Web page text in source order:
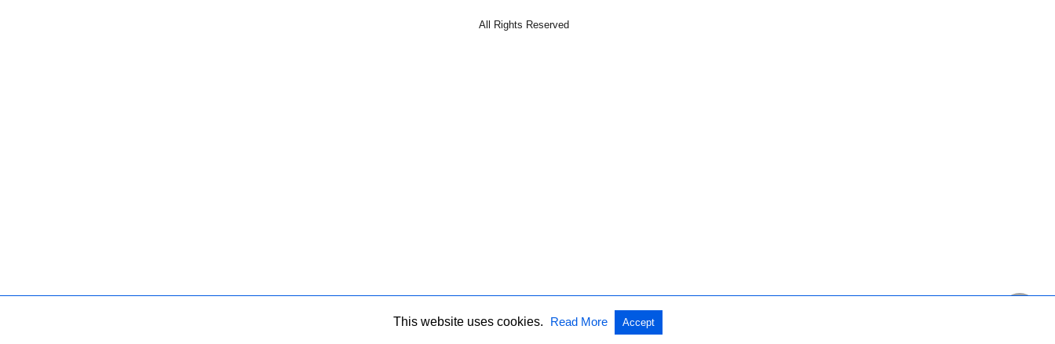
All Rights Reserved
This website uses cookies. Read More Accept